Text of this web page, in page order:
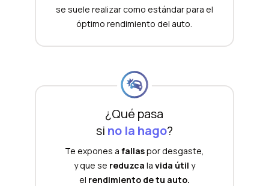
se suele realizar como estándar para el
óptimo rendimiento del auto.
¿Qué pasa
si no la hago?
Te expones a fallaspor desgaste,
y que se reduzca la vida útil y
el rendimiento de tu auto.